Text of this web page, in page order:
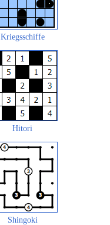
Kriegsschiffe
Hitori
Shingoki